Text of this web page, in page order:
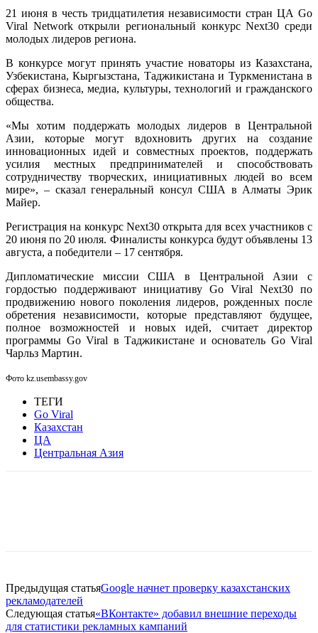
21 июня в честь тридцатилетия независимости стран ЦА Go
Viral Network открыли региональный конкурс Next30 среди
молодых лидеров региона.
В конкурсе могут принять участие новаторы из Казахстана,
Узбекистана, Кыргызстана, Таджикистана и Туркменистана в
сферах бизнеса, медиа, культуры, технологий и гражданского
общества.
«Мы хотим поддержать молодых лидеров в Центральной
Азии, которые могут вдохновить других на создание
инновационных идей и совместных проектов, поддержать
усилия местных предпринимателей и способствовать
сотрудничеству творческих, инициативных людей во всем
мире», – сказал генеральный консул США в Алматы Эрик
Майер.
Регистрация на конкурс Next30 открыта для всех участников с
20 июня по 20 июля. Финалисты конкурса будут объявлены 13
августа, а победители – 17 сентября.
Дипломатические миссии США в Центральной Азии с
гордостью поддерживают инициативу Go Viral Next30 по
продвижению нового поколения лидеров, рожденных после
обретения независимости, которые представляют будущее,
полное возможностей и новых идей, считает директор
программы Go Viral в Таджикистане и основатель Go Viral
Чарльз Мартин.
Фото kz.usembassy.gov
ТЕГИ
Go Viral
Казахстан
ЦА
Центральная Азия
Предыдущая статьяGoogle начнет проверку казахстанских
рекламодателей
Следующая статья«ВКонтакте» добавил внешние переходы
для статистики рекламных кампаний